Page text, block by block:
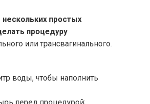
простых
процедуру
или трансвагинального.
воды, чтобы наполнить